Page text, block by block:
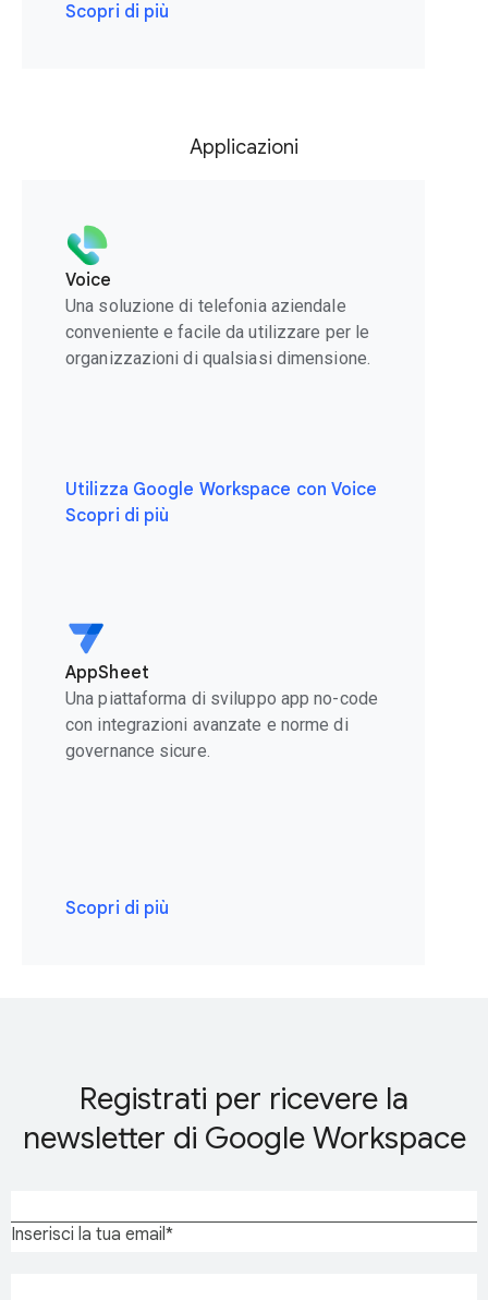
Scopri di più
Applicazioni
Voice
Una soluzione di telefonia aziendale
conveniente e facile da utilizzare per le
organizzazioni di qualsiasi dimensione.
Utilizza Google Workspace con Voice
Scopri di più
AppSheet
Una piattaforma di sviluppo app no-code
con integrazioni avanzate e norme di
governance sicure.
Scopri di più
Registrati per ricevere la
newsletter di Google Workspace
Inserisci la tua email